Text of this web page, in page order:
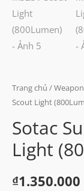
Trang chủ /
Scout Light
Sotac
Light
₫1.350.000